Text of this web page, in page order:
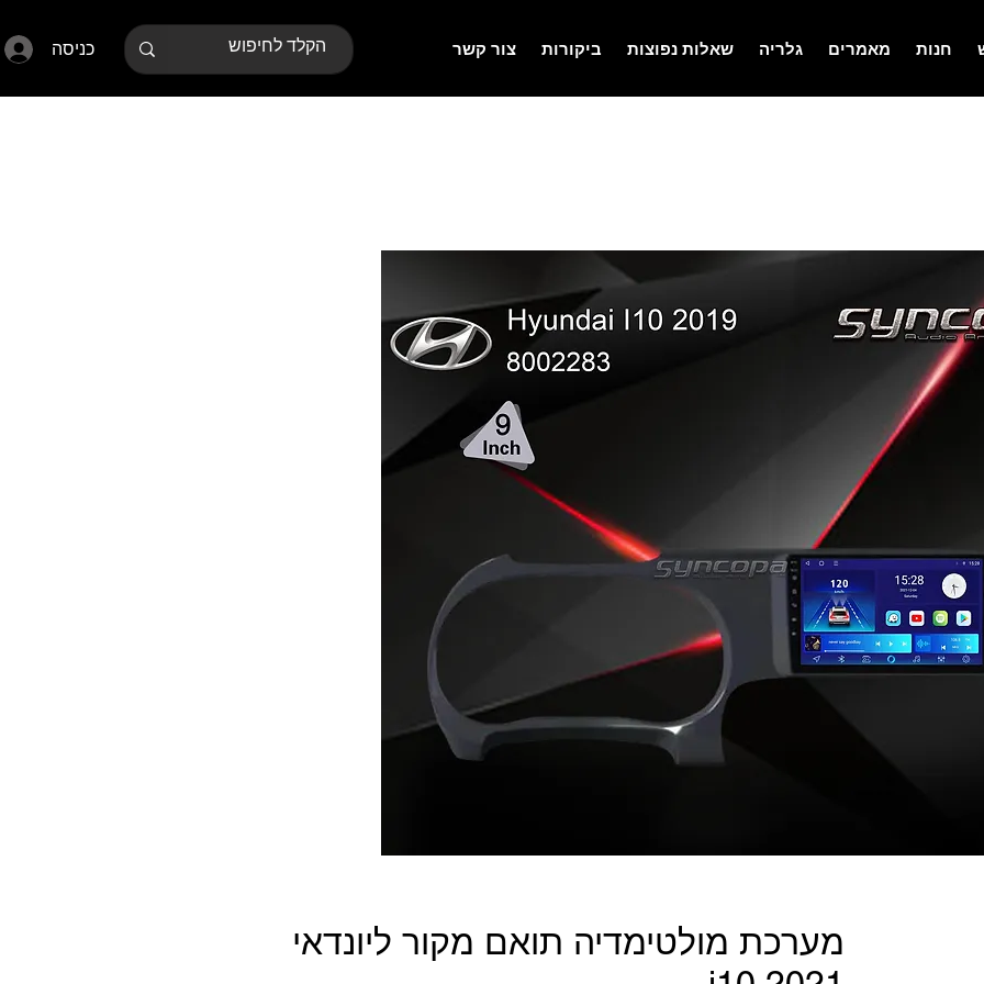
כניסה צור קשר ביקורות שאלות נפוצות גלריה מאמרים חנות
מערכת מולטימדיה תואם מקור ליונדאי